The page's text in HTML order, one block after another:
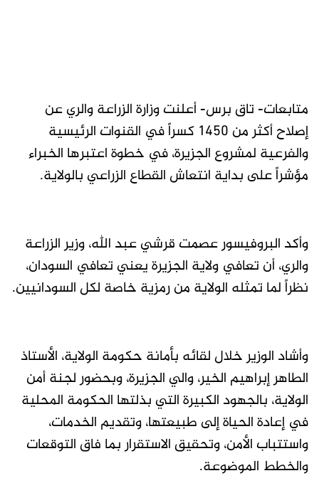
متابعات- تاق برس- أعلنت وزارة الزراعة والري عن
إصلاح أكثر من 1450 كسراً في القنوات الرئيسية
والفرعية لمشروع الجزيرة، في خطوة اعتبرها الخبراء
مؤشراً على بداية انتعاش القطاع الزراعي بالولاية.
وأكد البروفيسور عصمت قرشي عبد الله، وزير الزراعة
والري، أن تعافي ولاية الجزيرة يعني تعافي السودان،
نظراً لما تمثله الولاية من رمزية خاصة لكل السودانيين.
وأشاد الوزير خلال لقائه بأمانة حكومة الولاية، الأستاذ
الطاهر إبراهيم الخير، والي الجزيرة، وبحضور لجنة أمن
الولاية، بالجهود الكبيرة التي بذلتها الحكومة المحلية
في إعادة الحياة إلى طبيعتها، وتقديم الخدمات،
واستتباب الأمن، وتحقيق الاستقرار بما فاق التوقعات
والخطط الموضوعة.